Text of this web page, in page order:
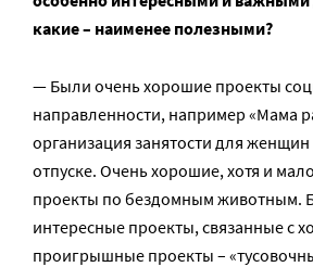
какие – наименее полезными?
— Были очень хорошие проекты
направленности, например «Мама
организация занятости для
отпуске. Очень хорошие, хотя и
проекты по бездомным животным.
интересные проекты, связанные с
проигрышные проекты –